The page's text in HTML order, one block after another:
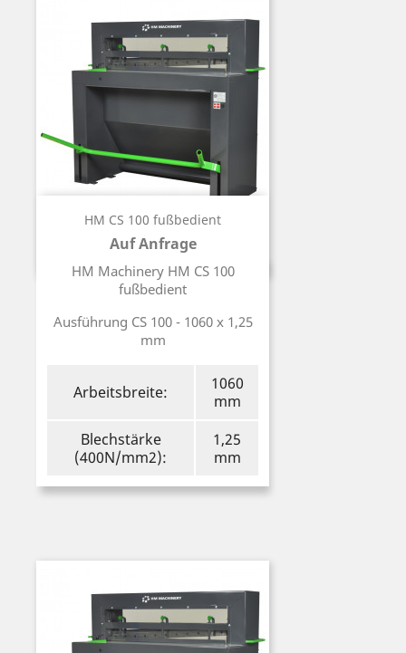
HM CS 100 fußbedient
Auf Anfrage
HM Machinery HM CS 100
fußbedient
Ausführung CS 100 - 1060 x 1,25
mm
Arbeitsbreite:
1060
mm
Blechstärke
(400N/mm2):
1,25
mm